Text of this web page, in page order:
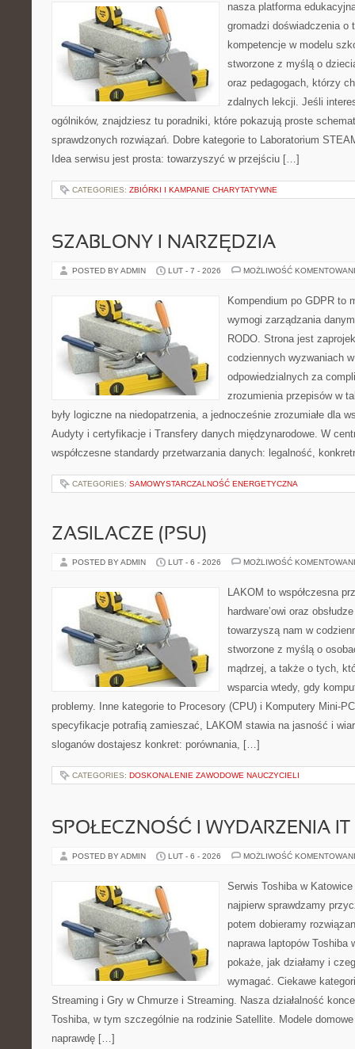
nasza platforma
gromadzi doświadczenia o
kompetencje w modelu
stworzone z myślą o
oraz pedagogach, którzy
zdalnych lekcji. Jeśli
ogólników, znajdziesz tu poradniki, które pokazują proste
sprawdzonych rozwiązań. Dobre kategorie to Laboratorium
Idea serwisu jest prosta: towarzyszyć w przejściu […]
CATEGORIES: ZBIÓRKI I KAMPANIE CHARYTATYWNE
SZABLONY I NARZĘDZIA
POSTED BY ADMIN LUT - 7 - 2026 MOŻLIWOŚĆ
Kompendium po GDPR to
wymogi zarządzania
RODO. Strona jest
codziennych wyzwaniach
odpowiedzialnych za
zrozumienia przepisów w
były logiczne na niedopatrzenia, a jednocześnie zrozumiałe dla
Audyty i certyfikacje i Transfery danych międzynarodowe. W
współczesne standardy przetwarzania danych: legalność,
CATEGORIES: SAMOWYSTARCZALNOŚĆ ENERGETYCZNA
ZASILACZE (PSU)
POSTED BY ADMIN LUT - 6 - 2026 MOŻLIWOŚĆ
LAKOM to współczesna
hardware’owi oraz
towarzyszą nam w
stworzone z myślą o
mądrzej, a także o tych,
wsparcia wtedy, gdy
problemy. Inne kategorie to Procesory (CPU) i Komputery Mini-
specyfikacje potrafią zamieszać, LAKOM stawia na jasność i
sloganów dostajesz konkret: porównania, […]
CATEGORIES: DOSKONALENIE ZAWODOWE NAUCZYCIELI
SPOŁECZNOŚĆ I WYDARZENIA IT
POSTED BY ADMIN LUT - 6 - 2026 MOŻLIWOŚĆ
Serwis Toshiba w
najpierw sprawdzamy
potem dobieramy
naprawa laptopów Toshiba
pokaże, jak działamy i
wymagać. Ciekawe
Streaming i Gry w Chmurze i Streaming. Nasza działalność
Toshiba, w tym szczególnie na rodzinie Satellite. Modele
naprawdę […]